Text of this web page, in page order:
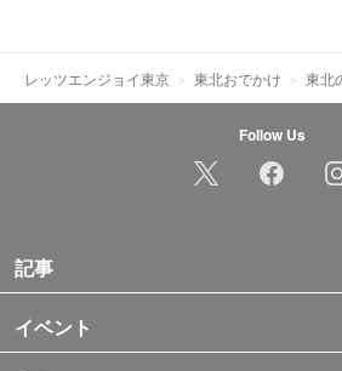
レッツエンジョイ東京 東北おでかけ 東北
Follow Us
記事
イベント